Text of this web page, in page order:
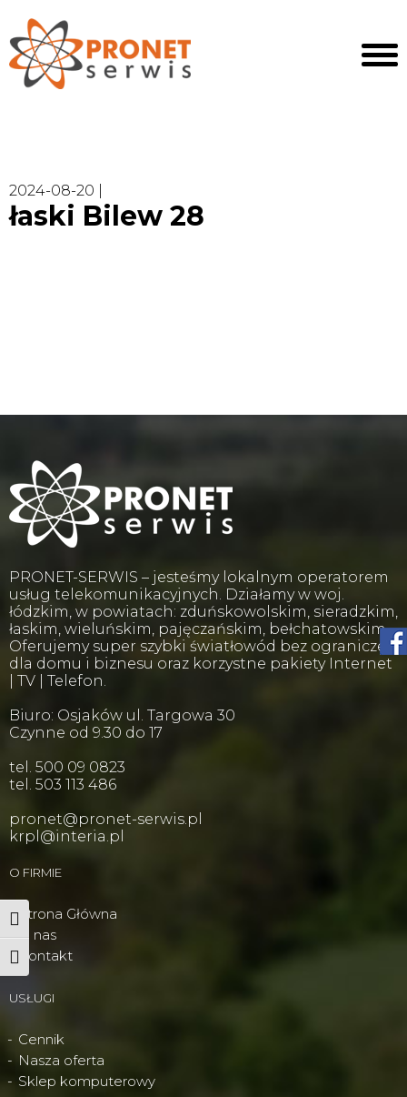
Wysoki kontrast
Powiększ tekst
2024-08-20 |
łaski Bilew 28
PRONET-SERWIS – jesteśmy lokalnym operatorem
usług telekomunikacyjnych. Działamy w woj.
łódzkim, w powiatach: zduńskowolskim, sieradzkim,
łaskim, wieluńskim, pajęczańskim, bełchatowskim.
Oferujemy super szybki światłowód bez ograniczeń
dla domu i biznesu oraz korzystne pakiety Internet
| TV | Telefon.
Biuro: Osjaków ul. Targowa 30
Czynne od 9.30 do 17
tel. 500 09 0823
tel. 503 113 486
pronet@pronet-serwis.pl
krpl@interia.pl
O FIRMIE
Strona Główna
O nas
Kontakt
USŁUGI
Cennik
Nasza oferta
Sklep komputerowy